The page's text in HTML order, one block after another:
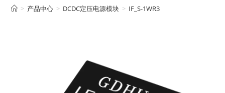
> 产品中心 > DCDC定压电源模块 > IF_S-1WR3